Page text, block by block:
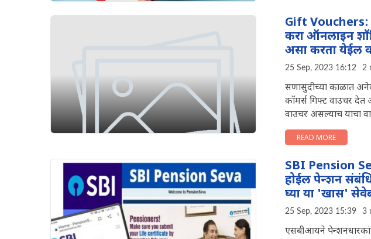
Gift Vouchers:
करा ऑनलाइन
असा करता येईल
25 Sep, 2023 16:12 2
सणासुदीच्या काळात
कॉमर्स गिफ्ट वाउचर
वाउचर असल्याच याचा
READ MORE
SBI Pension
होईल पेन्शन
घ्या या 'खास'
25 Sep, 2023 15:39 3
एसबीआयने